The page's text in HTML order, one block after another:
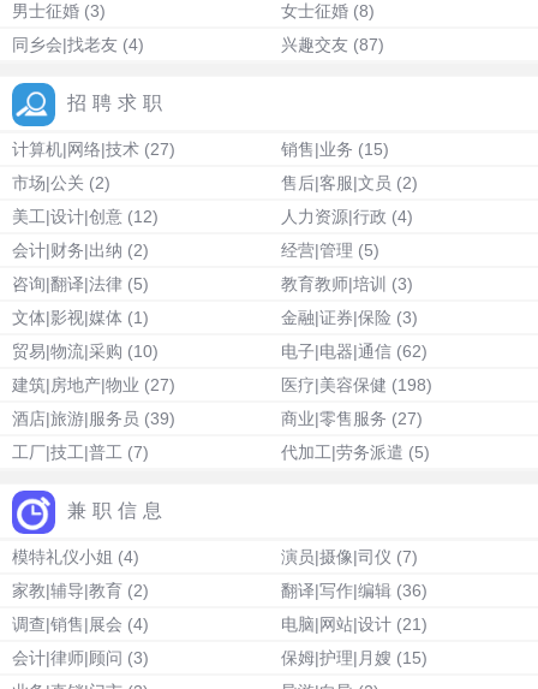
男士征婚 (3) 女士征婚 (8)
同乡会|找老友 (4) 兴趣交友 (87)
招聘求职
计算机|网络|技术 (27) 销售|业务 (15)
市场|公关 (2) 售后|客服|文员 (2)
美工|设计|创意 (12) 人力资源|行政 (4)
会计|财务|出纳 (2) 经营|管理 (5)
咨询|翻译|法律 (5) 教育教师|培训 (3)
文体|影视|媒体 (1) 金融|证券|保险 (3)
贸易|物流|采购 (10) 电子|电器|通信 (62)
建筑|房地产|物业 (27) 医疗|美容保健 (198)
酒店|旅游|服务员 (39) 商业|零售服务 (27)
工厂|技工|普工 (7) 代加工|劳务派遣 (5)
兼职信息
模特礼仪小姐 (4) 演员|摄像|司仪 (7)
家教|辅导|教育 (2) 翻译|写作|编辑 (36)
调查|销售|展会 (4) 电脑|网站|设计 (21)
会计|律师|顾问 (3) 保姆|护理|月嫂 (15)